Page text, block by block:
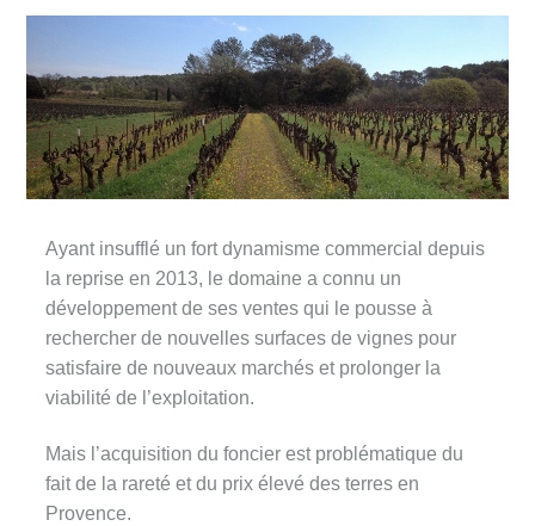
Ayant insufflé un fort dynamisme commercial depuis
la reprise en 2013, le domaine a connu un
développement de ses ventes qui le pousse à
rechercher de nouvelles surfaces de vignes pour
satisfaire de nouveaux marchés et prolonger la
viabilité de l’exploitation.
Mais l’acquisition du foncier est problématique du
fait de la rareté et du prix élevé des terres en
Provence.